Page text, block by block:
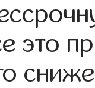
это